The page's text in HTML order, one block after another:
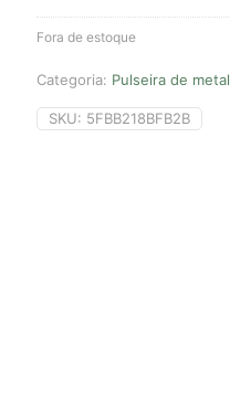
Fora de estoque
Categoria: Pulseira de metal
SKU: 5FBB218BFB2B